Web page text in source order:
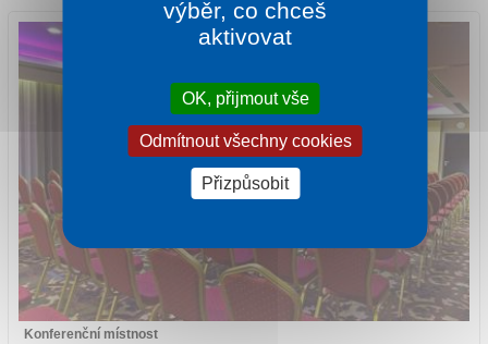
Konferenční místnost
výběr, co chceš
aktivovat
OK, přijmout vše
Odmítnout všechny cookies
Přizpůsobit